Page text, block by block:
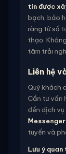
tín được
bạch, bảo
ràng từ số
thạo.
tâm trải
Liên hệ
Quý khách
Cần tư vấn
đến dịch
Messenger
tuyến và
Lưu ý